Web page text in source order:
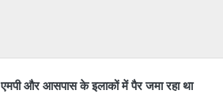
एमपी और आसपास के इलाकों में पैर जमा रहा था